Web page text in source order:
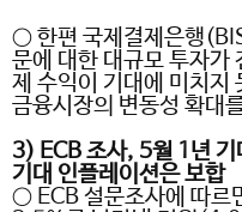
○한편 국제결제은행
문에 대한 대규모 투자가
제 수익이 기대에 미치지
금융시장의 변동성 확대
3) ECB조사, 5월 1년
기대 인플레이션은 보합
○ ECB설문조사에 따르